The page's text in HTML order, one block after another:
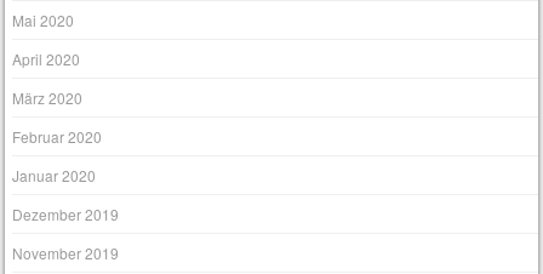
Mai 2020
April 2020
März 2020
Februar 2020
Januar 2020
Dezember 2019
November 2019